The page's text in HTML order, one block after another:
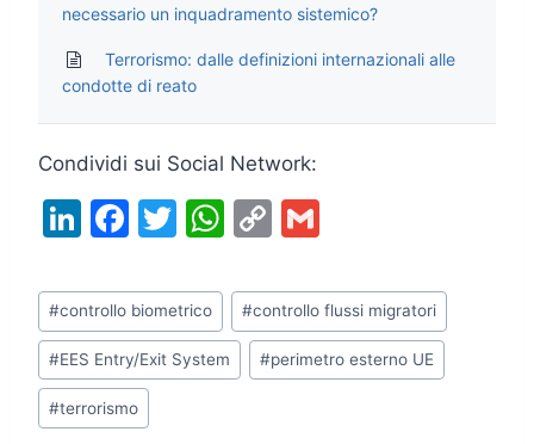
necessario un inquadramento sistemico?
Terrorismo: dalle definizioni internazionali alle
condotte di reato
Condividi sui Social Network:
Li
k
e
dI
n
F
c
e
b
o
T
itt
er
W
at
s
A
C
p
y
Li
ai
l
Tag
articolo:
#controllo biometrico #controllo flussi migratori
#EES Entry/Exit System #perimetro esterno UE
#terrorismo